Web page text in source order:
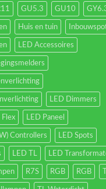
GU5.3 GU10
Huis en tuin
LED Accessoires
LED Dimmers
Flex LED Paneel
Controllers LED Spots
LED TL LED
R7S RGB RGB